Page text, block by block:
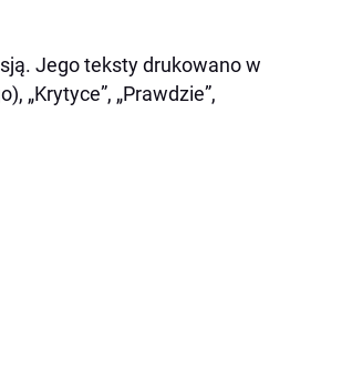
Jego teksty drukowano w
„Krytyce”, „Prawdzie”,